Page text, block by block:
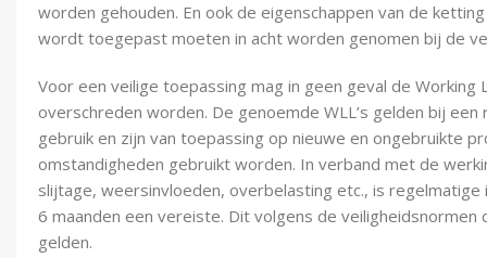
worden gehouden. En ook de eigenschappen van de
wordt toegepast moeten in acht worden genomen bij de
Voor een veilige toepassing mag in geen geval de Working
overschreden worden. De genoemde WLL’s gelden bij
gebruik en zijn van toepassing op nieuwe en ongebruikte
omstandigheden gebruikt worden. In verband met de
slijtage, weersinvloeden, overbelasting etc., is regelmatige
6 maanden een vereiste. Dit volgens de veiligheidsnormen
gelden.